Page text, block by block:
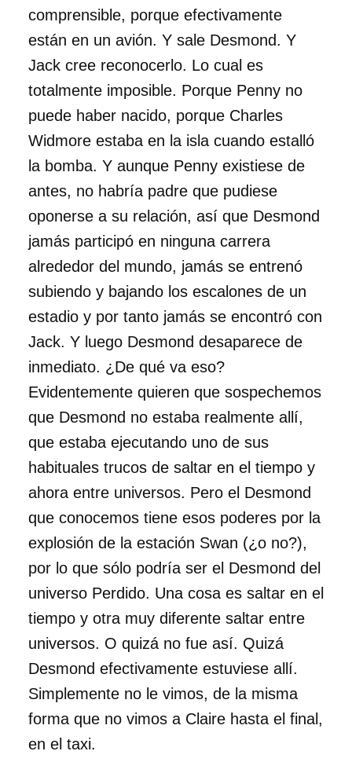
comprensible, porque efectivamente
están en un avión. Y sale Desmond. Y
Jack cree reconocerlo. Lo cual es
totalmente imposible. Porque Penny no
puede haber nacido, porque Charles
Widmore estaba en la isla cuando estalló
la bomba. Y aunque Penny existiese de
antes, no habría padre que pudiese
oponerse a su relación, así que Desmond
jamás participó en ninguna carrera
alrededor del mundo, jamás se entrenó
subiendo y bajando los escalones de un
estadio y por tanto jamás se encontró con
Jack. Y luego Desmond desaparece de
inmediato. ¿De qué va eso?
Evidentemente quieren que sospechemos
que Desmond no estaba realmente allí,
que estaba ejecutando uno de sus
habituales trucos de saltar en el tiempo y
ahora entre universos. Pero el Desmond
que conocemos tiene esos poderes por la
explosión de la estación Swan (¿o no?),
por lo que sólo podría ser el Desmond del
universo Perdido. Una cosa es saltar en el
tiempo y otra muy diferente saltar entre
universos. O quizá no fue así. Quizá
Desmond efectivamente estuviese allí.
Simplemente no le vimos, de la misma
forma que no vimos a Claire hasta el final,
en el taxi.